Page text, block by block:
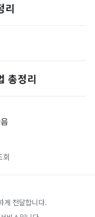
리
총정리
회
게 전달합니다.